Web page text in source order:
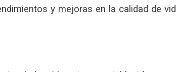
y mejoras en la calidad de